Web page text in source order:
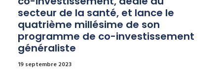
secteur de la santé, et lance le
quatrième millésime de son
programme de co-investissement
généraliste
19 septembre 2023